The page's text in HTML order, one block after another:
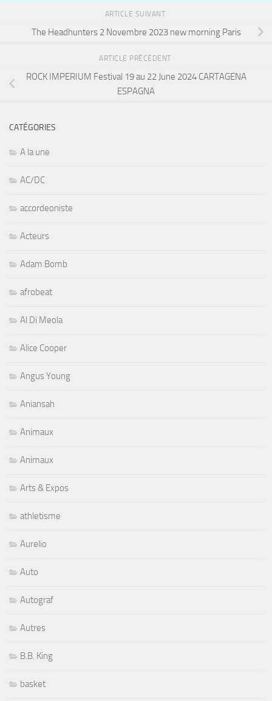
ARTICLE SUIVANT
The Headhunters 2 Novembre 2023 new morning Paris
ARTICLE PRÉCÉDENT
ROCK IMPERIUM Festival 19 au 22 June 2024 CARTAGENA
ESPAGNA
CATÉGORIES
A la une
AC/DC
accordeoniste
Acteurs
Adam Bomb
afrobeat
Al Di Meola
Alice Cooper
Angus Young
Aniansah
Animaux
Animaux
Arts & Expos
athletisme
Aurelio
Auto
Autograf
Autres
B.B. King
basket